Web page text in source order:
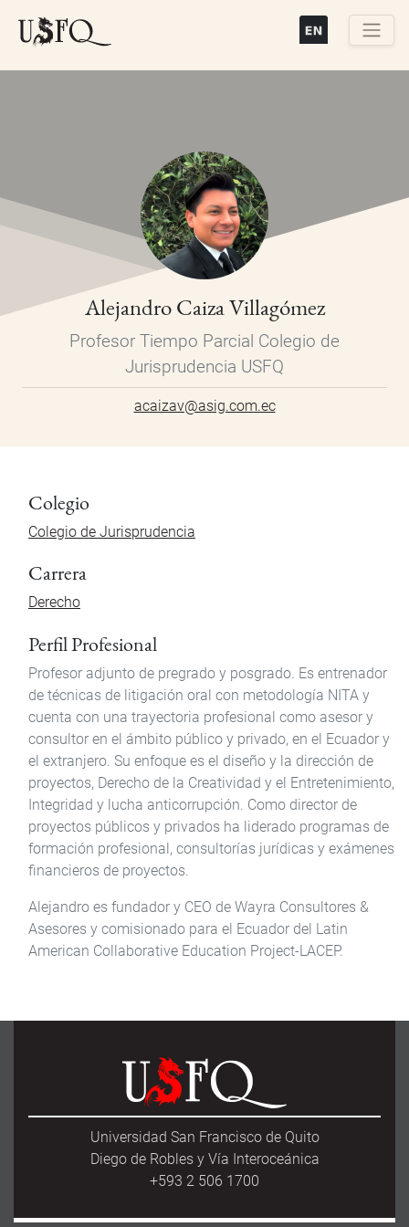
Alejandro Caiza Villagómez
Profesor Tiempo Parcial Colegio de
Jurisprudencia USFQ
acaizav@asig.com.ec
Colegio
Colegio de Jurisprudencia
Carrera
Derecho
Perfil Profesional
Profesor adjunto de pregrado y posgrado. Es entrenador
de técnicas de litigación oral con metodología NITA y
cuenta con una trayectoria profesional como asesor y
consultor en el ámbito público y privado, en el Ecuador y
el extranjero. Su enfoque es el diseño y la dirección de
proyectos, Derecho de la Creatividad y el Entretenimiento,
Integridad y lucha anticorrupción. Como director de
proyectos públicos y privados ha liderado programas de
formación profesional, consultorías jurídicas y exámenes
financieros de proyectos.
Alejandro es fundador y CEO de Wayra Consultores &
Asesores y comisionado para el Ecuador del Latin
American Collaborative Education Project-LACEP.
Universidad San Francisco de Quito
Diego de Robles y Vía Interoceánica
+593 2 506 1700